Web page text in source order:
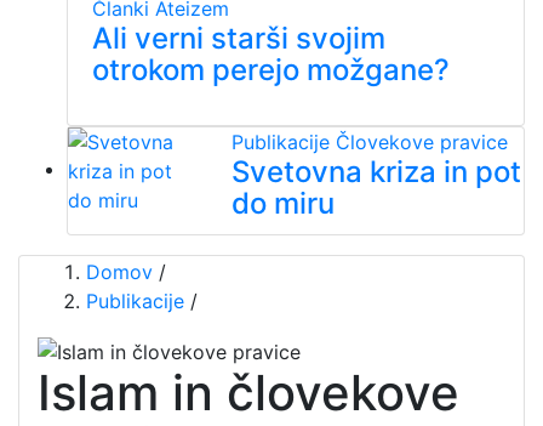
Članki Ateizem
Ali verni starši svojim
otrokom perejo možgane?
Publikacije Človekove pravice
Svetovna kriza in pot
do miru
Domov /
Publikacije /
Islam in človekove